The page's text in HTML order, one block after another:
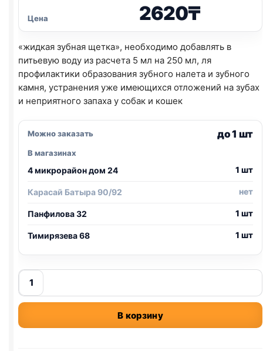
Цена 2620₸
«жидкая зубная щетка», необходимо добавлять в
питьевую воду из расчета 5 мл на 250 мл, ля
профилактики образования зубного налета и зубного
камня, устранения уже имеющихся отложений на зубах
и неприятного запаха у собак и кошек
Можно заказать до 1 шт
В магазинах
4 микрорайон дом 24 1 шт
Карасай Батыра 90/92 нет
Панфилова 32 1 шт
Тимирязева 68 1 шт
Количество
товара
CLINY/
жидкость
В корзину